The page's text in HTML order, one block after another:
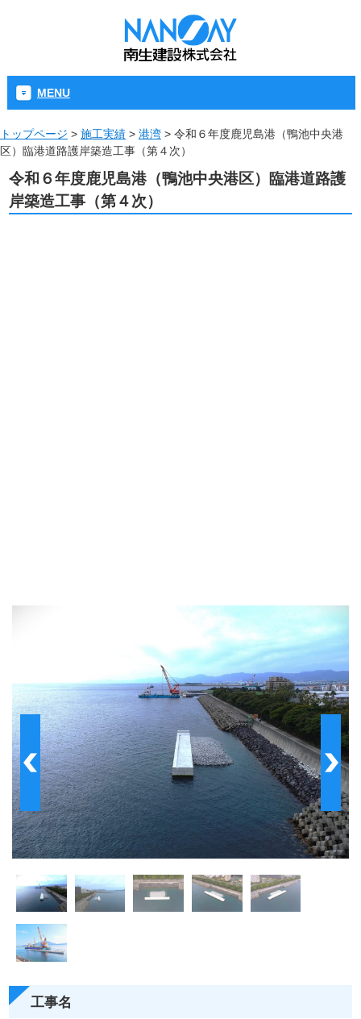
MENU
トップページ > 施工実績 > 港湾 > 令和６年度鹿児島港（鴨池中央港
区）臨港道路護岸築造工事（第４次）
令和６年度鹿児島港（鴨池中央港区）臨港道路護
岸築造工事（第４次）
工事名